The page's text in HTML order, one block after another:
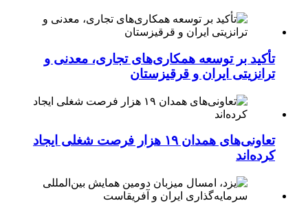
تأکید بر توسعه همکاری‌های تجاری، معدنی و
ترانزیتی ایران و قرقیزستان
تعاونی‌های همدان ۱۹ هزار فرصت شغلی ایجاد
کرده‌اند